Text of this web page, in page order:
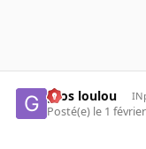
gros loulou
Posté(e) le 1